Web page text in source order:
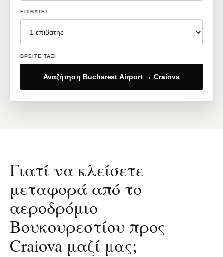
ΕΠΙΒΆΤΕΣ
ΒΡΕΊΤΕ ΤΑΞΊ
Αναζήτηση Bucharest Airport → Craiova
Γιατί να κλείσετε
μεταφορά από το
αεροδρόμιο
Βουκουρεστίου προς
Craiova μαζί μας;